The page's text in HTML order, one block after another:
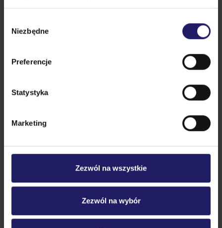
zgody
Niezbędne
Preferencje
Statystyka
Marketing
Zezwól na wszystkie
Zezwól na wybór
w Krakowie i St. Gallen Business School gdzie
ukończyła studia International MBA. Absolwentka
studiów podyplomowych realizowanych na WSB –
Finansowy. Posiada tytuł Green Belt’a.